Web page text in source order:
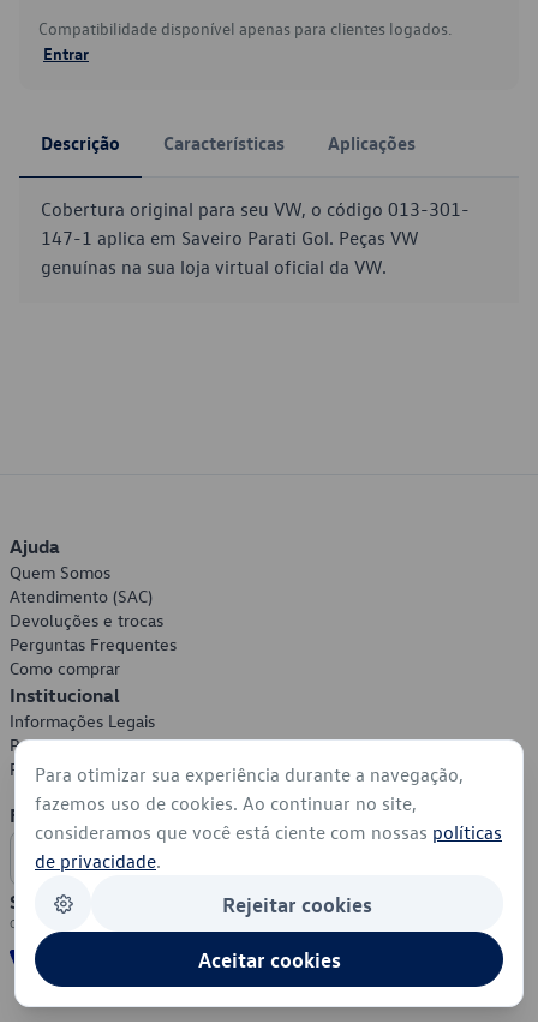
Compatibilidade disponível apenas para clientes logados.
Entrar
Descrição Características Aplicações
Cobertura original para seu VW, o código 013-301-
147-1 aplica em Saveiro Parati Gol. Peças VW
genuínas na sua loja virtual oficial da VW.
Ajuda
Quem Somos
Atendimento (SAC)
Devoluções e trocas
Perguntas Frequentes
Como comprar
Institucional
Informações Legais
Política de Privacidade
Política de Cookies
Formas de Pagamento
Segurança
Para otimizar sua experiência durante a navegação,
fazemos uso de cookies. Ao continuar no site,
consideramos que você está ciente com nossas políticas
de privacidade.
Rejeitar cookies
Aceitar cookies